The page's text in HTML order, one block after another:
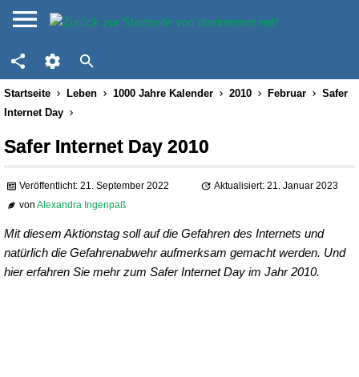
Startseite Leben 1000 Jahre Kalender 2010 Februar
Safer
Internet Day
Safer Internet Day 2010
Veröffentlicht: 21. September 2022
Aktualisiert: 21. Januar 2023
vonAlexandra Ingenpaß
Mit diesem Aktionstag soll auf die Gefahren des Internets und
natürlich die Gefahrenabwehr aufmerksam gemacht werden. Und
hier erfahren Sie mehr zum Safer Internet Day im Jahr 2010.